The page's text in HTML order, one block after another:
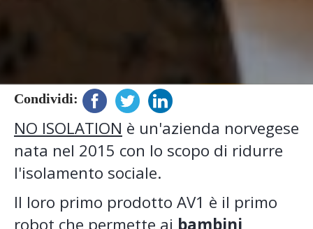
Condividi:
NO ISOLATION è un'azienda norvegese
nata nel 2015 con lo scopo di ridurre
l'isolamento sociale.
Il loro primo prodotto AV1 è il primo